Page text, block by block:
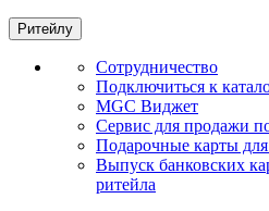
Ритейлу
Сотрудничество
Подключиться к
MGC Виджет
Сервис для продажи
Подарочные карты
Выпуск банковских
ритейла